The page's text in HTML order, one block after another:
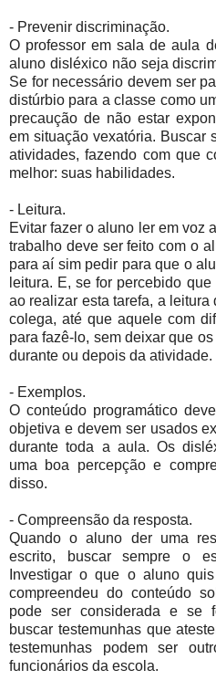
- Prevenir discriminação.
O professor em sala de aula
aluno disléxico não seja
Se for necessário devem ser
distúrbio para a classe como
precaução de não estar
em situação vexatória. Buscar
atividades, fazendo com que
melhor: suas habilidades.
- Leitura.
Evitar fazer o aluno ler em voz
trabalho deve ser feito com o
para aí sim pedir para que o
leitura. E, se for percebido
ao realizar esta tarefa, a
colega, até que aquele com
para fazê-lo, sem deixar que
durante ou depois da atividade.
- Exemplos.
O conteúdo programático
objetiva e devem ser usados
durante toda a aula. Os
uma boa percepção e
disso.
- Compreensão da resposta.
Quando o aluno der uma
escrito, buscar sempre o
Investigar o que o aluno
compreendeu do conteúdo
pode ser considerada e se
buscar testemunhas que
testemunhas podem ser
funcionários da escola.